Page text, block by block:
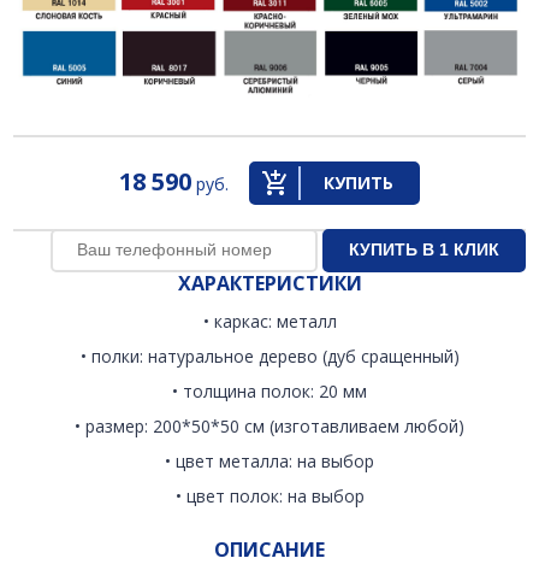
18 590 руб. КУПИТЬ
ХАРАКТЕРИСТИКИ
• каркас: металл
• полки: натуральное дерево (дуб сращенный)
• толщина полок: 20 мм
• размер: 200*50*50 см (изготавливаем любой)
• цвет металла: на выбор
• цвет полок: на выбор
ОПИСАНИЕ